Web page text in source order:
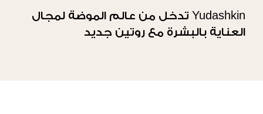
Yudashkin تدخل من عالم الموضة لمجال
العناية بالبشرة مع روتين جديد